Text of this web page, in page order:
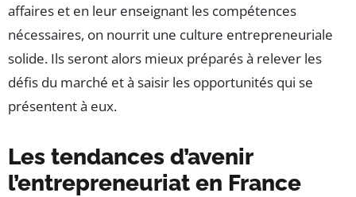
affaires et en leur enseignant les compétences
nécessaires, on nourrit une culture entrepreneuriale
solide. Ils seront alors mieux préparés à relever les
défis du marché et à saisir les opportunités qui se
présentent à eux.
Les tendances d’avenir
l’entrepreneuriat en France